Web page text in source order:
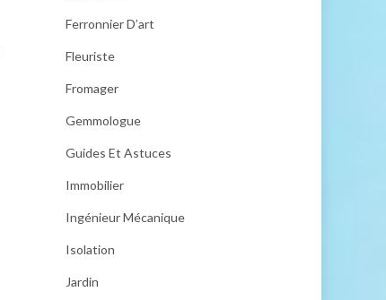
Ferronnier D’art
Fleuriste
Fromager
Gemmologue
Guides Et Astuces
Immobilier
Ingénieur Mécanique
Isolation
Jardin